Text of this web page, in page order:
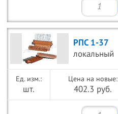
РПС 1-37
локальный
шт.
Цена на новые:
402.3 руб.